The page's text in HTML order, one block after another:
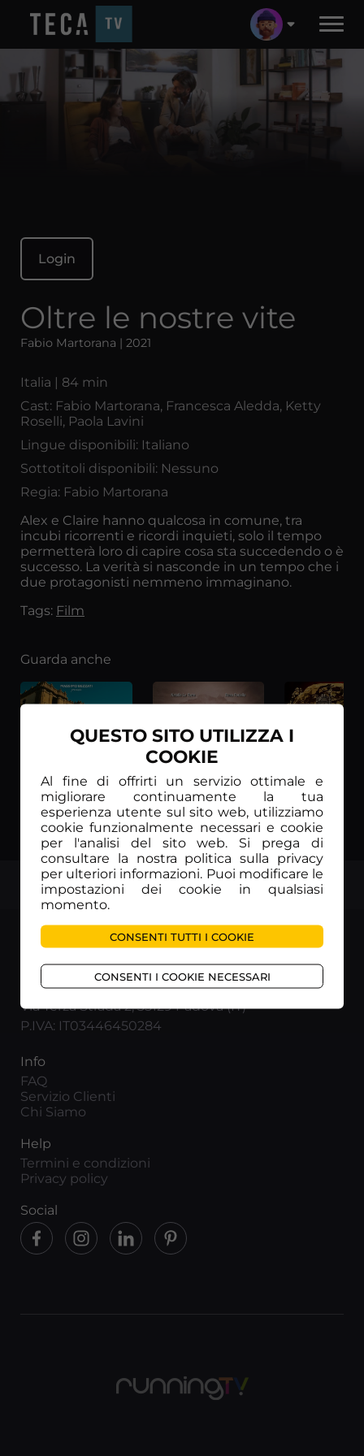
Login
Oltre le nostre vite
Fabio Martorana | 2021
Italia | 84 min
Cast: Fabio Martorana, Francesca Aledda, Ketty
Roselli, Paola Lavini
Lingue disponibili: Italiano
Sottotitoli disponibili: Nessuno
Regia: Fabio Martorana
Alex e Claire hanno qualcosa in comune, tra
incubi ricorrenti e ricordi inquieti, solo il tempo
permetterà loro di capire cosa sta succedendo o è
successo. La verità si nasconde in un tempo che i
due protagonisti nemmeno immaginano.
Tags: Film
Guarda anche
TOP
RUNNING TV INTERNATIONAL Srl
Via Terza Strada 2, 35129 Padova (IT)
P.IVA: IT03446450284
Info
FAQ
Servizio Clienti
Chi Siamo
Help
Termini e condizioni
Privacy policy
Social
QUESTO SITO UTILIZZA I
COOKIE
Al fine di offrirti un servizio ottimale e
migliorare continuamente la tua
esperienza utente sul sito web, utilizziamo
cookie funzionalmente necessari e cookie
per l'analisi del sito web. Si prega di
consultare la nostra politica sulla privacy
per ulteriori informazioni. Puoi modificare le
impostazioni dei cookie in qualsiasi
momento.
CONSENTI TUTTI I COOKIE
CONSENTI I COOKIE NECESSARI